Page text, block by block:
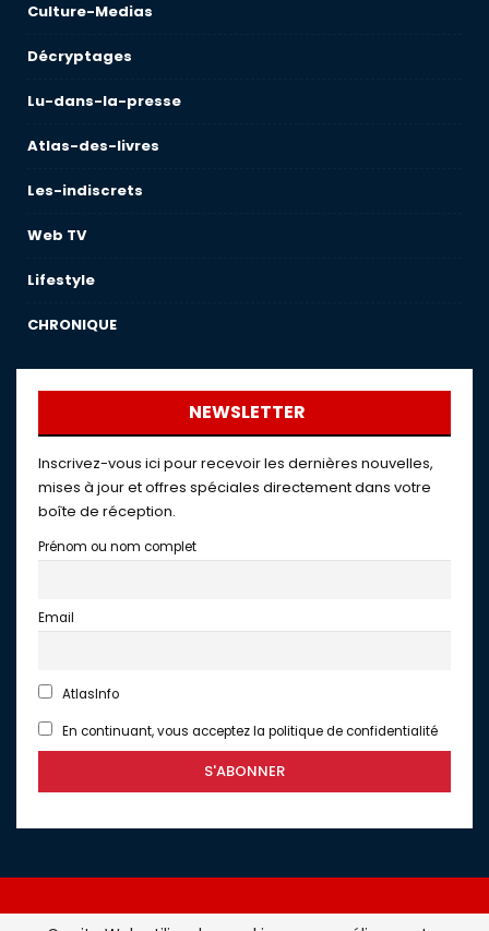
Culture-Medias
Décryptages
Lu-dans-la-presse
Atlas-des-livres
Les-indiscrets
Web TV
Lifestyle
CHRONIQUE
NEWSLETTER
Inscrivez-vous ici pour recevoir les dernières nouvelles,
mises à jour et offres spéciales directement dans votre
boîte de réception.
Prénom ou nom complet
Email
AtlasInfo
En continuant, vous acceptez la politique de confidentialité